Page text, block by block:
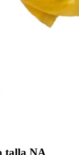
talla NA